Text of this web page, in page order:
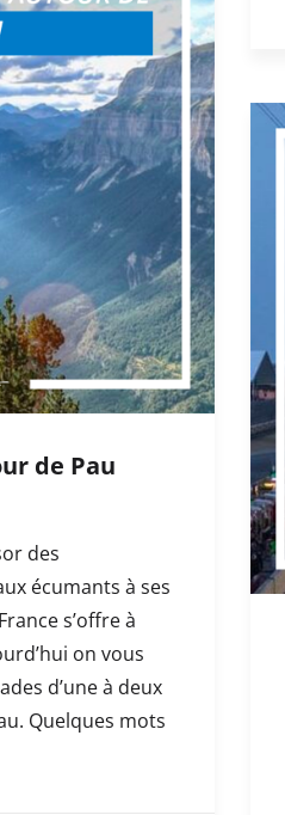
de Pau
des
écumants à ses
s’offre à
on vous
d’une à deux
Quelques mots